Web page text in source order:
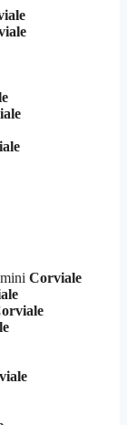
Corviale